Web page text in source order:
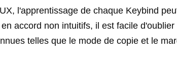
l'apprentissage de chaque Keybind
accord non intuitifs, il est facile
telles que le mode de copie et le